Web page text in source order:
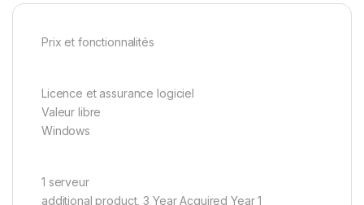
Prix et fonctionnalités
Licence et assurance logiciel
Valeur libre
Windows
1 serveur
additional product, 3 Year Acquired Year 1